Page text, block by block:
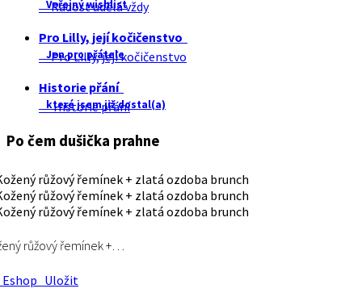
Veřejný wishlist
Radost udělá vždy
Pro Lilly, její kočičenstvo
Jen pro přátele
Pro Lilly, její kočičenstvo
Historie přání
které jsem již dostal(a)
Historie přání
Po čem dušička prahne
růžový řemínek +…
Uložit